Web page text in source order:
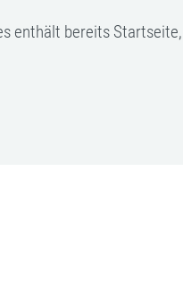
enthält bereits